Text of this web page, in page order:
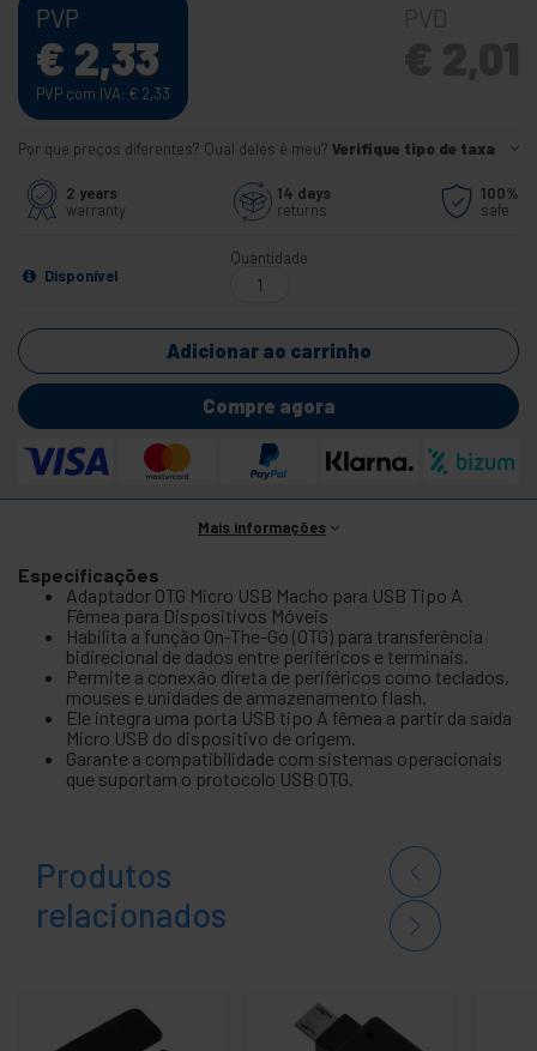
PVP
€ 2,33
PVP com IVA: € 2,33
Por que preços diferentes? Qual deles é meu? Verifique tipo de taxa
2 years
warranty
14 days
returns
100%
safe
Disponível
Quantidade
Adicionar ao carrinho
Compre agora
Mais informações
Especificações
Adaptador OTG Micro USB Macho para USB Tipo A
Fêmea para Dispositivos Móveis
Habilita a função On-The-Go (OTG) para transferência
bidirecional de dados entre periféricos e terminais.
Permite a conexão direta de periféricos como teclados,
mouses e unidades de armazenamento flash.
Ele integra uma porta USB tipo A fêmea a partir da saída
Micro USB do dispositivo de origem.
Garante a compatibilidade com sistemas operacionais
que suportam o protocolo USB OTG.
Produtos
relacionados